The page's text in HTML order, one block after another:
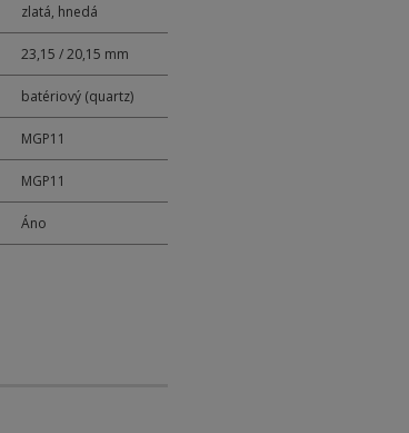
zlatá, hnedá
23,15 / 20,15 mm
batériový (quartz)
MGP11
MGP11
Áno